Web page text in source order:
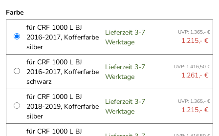
Farbe
für CRF 1000 L BJ
2016-2017, Kofferfarbe
silber
Lieferzeit 3-7
Werktage
UVP: 1.365,- €
1.215,- €
für CRF 1000 L BJ
2016-2017, Kofferfarbe
schwarz
Lieferzeit 3-7
Werktage
UVP: 1.416,50 €
1.261,- €
für CRF 1000 L BJ
2018-2019, Kofferfarbe
silber
Lieferzeit 3-7
Werktage
UVP: 1.365,- €
1.215,- €
für CRF 1000 L BJ